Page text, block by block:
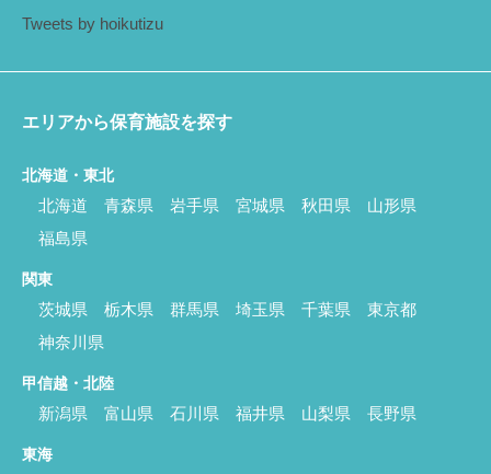
Tweets by hoikutizu
エリアから保育施設を探す
北海道・東北
北海道 青森県 岩手県 宮城県 秋田県
山形県
福島県
関東
茨城県 栃木県 群馬県 埼玉県 千葉県
東京都
神奈川県
甲信越・北陸
新潟県 富山県 石川県 福井県 山梨県 長野県
東海